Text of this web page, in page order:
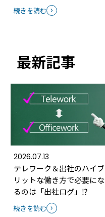
続きを読む
最新記事
2026.07.13
テレワーク＆出社のハイブ
リットな働き方で必要にな
るのは「出社ログ」⁉
続きを読む